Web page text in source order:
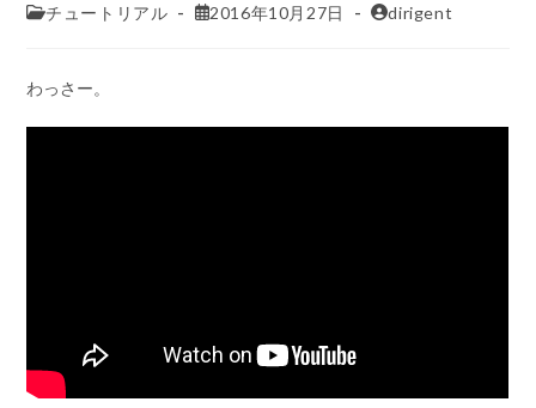
チュートリアル 2016年10月27日 dirigent
わっさー。